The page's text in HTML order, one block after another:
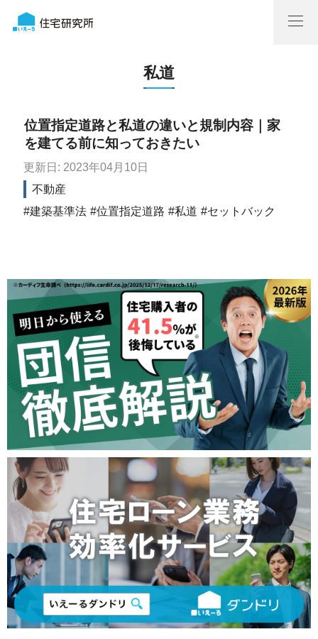
私道
位置指定道路と私道の違いと規制内容｜家
を建てる前に知っておきたい
更新日: 2023年04月10日
不動産
建築基準法
位置指定道路 私道 セットバック